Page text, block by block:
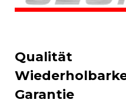
Qualität
Garantie